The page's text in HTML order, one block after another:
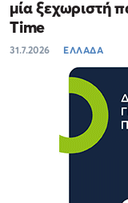
μία ξεχωριστή
Time
31.7.2026 ΕΛΛΑΔΑ